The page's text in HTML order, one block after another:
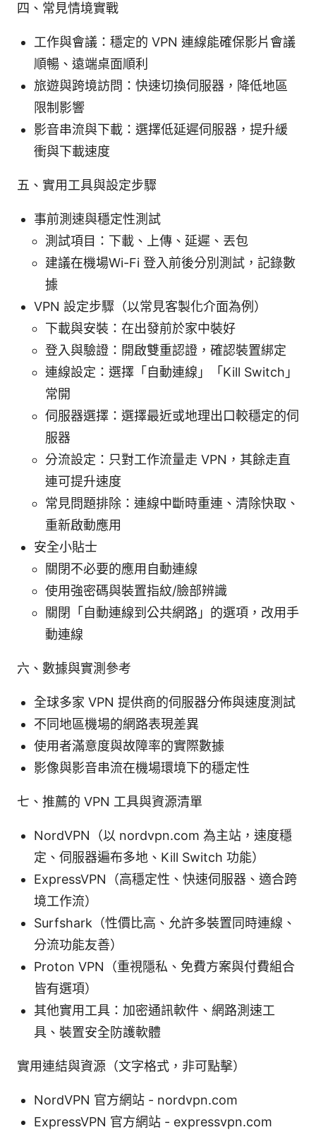
四、常見情境實戰
工作與會議：穩定的 VPN 連線能確保影片會議
順暢、遠端桌面順利
旅遊與跨境訪問：快速切換伺服器，降低地區
限制影響
影音串流與下載：選擇低延遲伺服器，提升緩
衝與下載速度
五、實用工具與設定步驟
事前測速與穩定性測試
測試項目：下載、上傳、延遲、丟包
建議在機場Wi-Fi 登入前後分別測試，記錄數
據
VPN 設定步驟（以常見客製化介面為例）
下載與安裝：在出發前於家中裝好
登入與驗證：開啟雙重認證，確認裝置綁定
連線設定：選擇「自動連線」「Kill Switch」
常開
伺服器選擇：選擇最近或地理出口較穩定的伺
服器
分流設定：只對工作流量走 VPN，其餘走直
連可提升速度
常見問題排除：連線中斷時重連、清除快取、
重新啟動應用
安全小貼士
關閉不必要的應用自動連線
使用強密碼與裝置指紋/臉部辨識
關閉「自動連線到公共網路」的選項，改用手
動連線
六、數據與實測參考
全球多家 VPN 提供商的伺服器分佈與速度測試
不同地區機場的網路表現差異
使用者滿意度與故障率的實際數據
影像與影音串流在機場環境下的穩定性
七、推薦的 VPN 工具與資源清單
NordVPN（以 nordvpn.com 為主站，速度穩
定、伺服器遍布多地、Kill Switch 功能）
ExpressVPN（高穩定性、快速伺服器、適合跨
境工作流）
Surfshark（性價比高、允許多裝置同時連線、
分流功能友善）
Proton VPN（重視隱私、免費方案與付費組合
皆有選項）
其他實用工具：加密通訊軟件、網路測速工
具、裝置安全防護軟體
實用連結與資源（文字格式，非可點擊）
NordVPN 官方網站 - nordvpn.com
ExpressVPN 官方網站 - expressvpn.com